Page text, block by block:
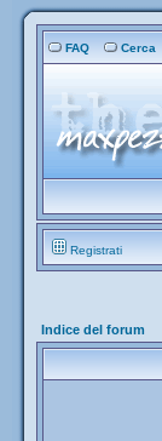
FAQ Cerca
Registrati
Indice del forum